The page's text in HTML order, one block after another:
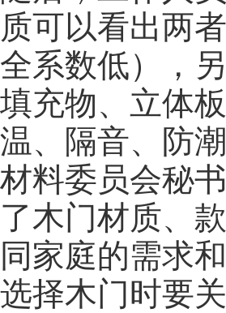
质可以看出两
全系数低），
填充物、立体
温、隔音、防
材料委员会秘
了木门材质、
同家庭的需求
选择木门时要